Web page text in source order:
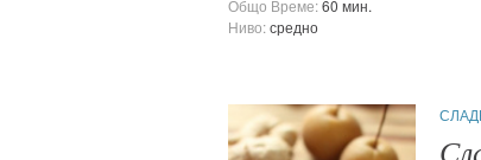
Общо Време:60 мин.
Ниво:средно